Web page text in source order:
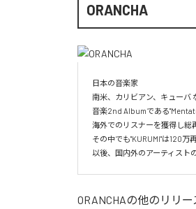
ORANCHA
日本の音楽家
南米、カリビアン、キューバ
音楽2nd Albumである
海外でのリスナーを獲得し総
その中でも"KURUMI"は120万
以後、国内外のアーティスト
ORANCHAの他のリリー